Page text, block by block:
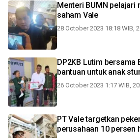
Menteri BUMN pelajari
saham Vale
28 October 2023 18:18 WIB,
DP2KB Lutim bersama
bantuan untuk anak
26 October 2023 1:17 WIB,
PT Vale targetkan
perusahaan 10 persen